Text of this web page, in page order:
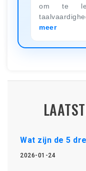
om te
meer
Wat zijn de 5
2026-01-24